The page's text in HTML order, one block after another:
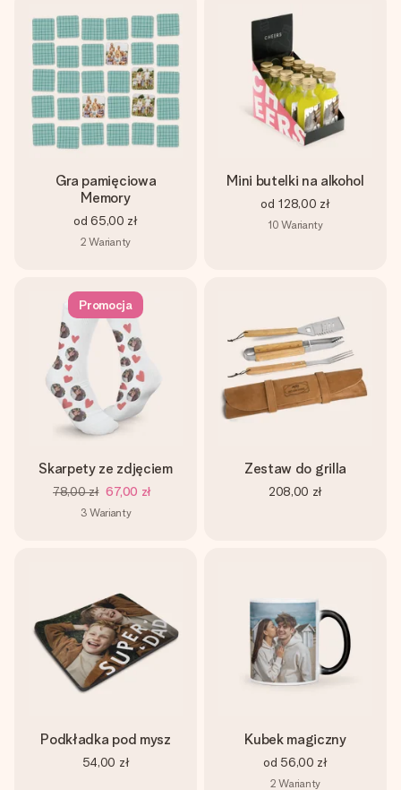
Gra pamięciowa
Memory
od 65,00 zł
2 Warianty
Mini butelki na alkohol
od 128,00 zł
10 Warianty
Promocja
Skarpety ze zdjęciem
78,00 zł 67,00 zł
3 Warianty
Zestaw do grilla
208,00 zł
Podkładka pod mysz
54,00 zł
Kubek magiczny
od 56,00 zł
2 Warianty